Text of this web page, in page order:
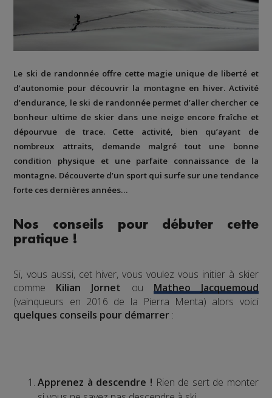
Le ski de randonnée offre cette magie unique de liberté et
d’autonomie pour découvrir la montagne en hiver. Activité
d’endurance, le ski de randonnée permet d’aller chercher ce
bonheur ultime de skier dans une neige encore fraîche et
dépourvue de trace. Cette activité, bien qu’ayant de
nombreux attraits, demande malgré tout une bonne
condition physique et une parfaite connaissance de la
montagne. Découverte d’un sport qui surfe sur une tendance
forte ces dernières années…
Nos conseils pour débuter cette
pratique !
Si, vous aussi, cet hiver, vous voulez vous initier à skier
comme Kilian Jornet ou Matheo Jacquemoud
(vainqueurs en 2016 de la Pierra Menta) alors voici
quelques conseils pour démarrer :
Apprenez à descendre ! Rien de sert de monter